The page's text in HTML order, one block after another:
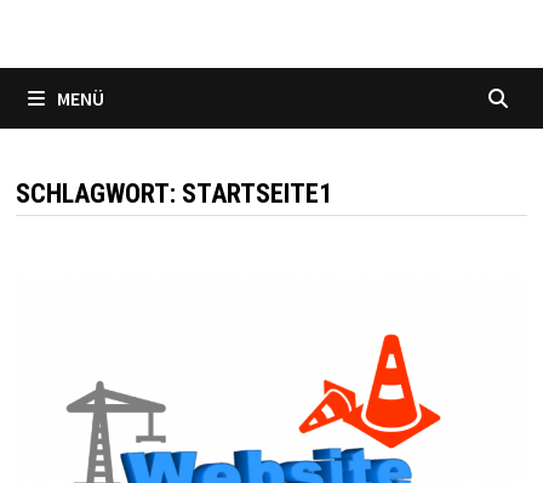
MENÜ
SCHLAGWORT: STARTSEITE1